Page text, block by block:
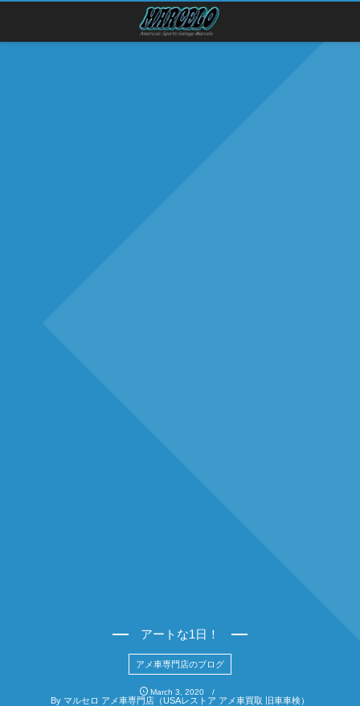
アートな1日！
アメ車専門店のブログ
March 3 ,2020
By マルセロ アメ車専門店（USAレストア アメ車買取 旧車車検）